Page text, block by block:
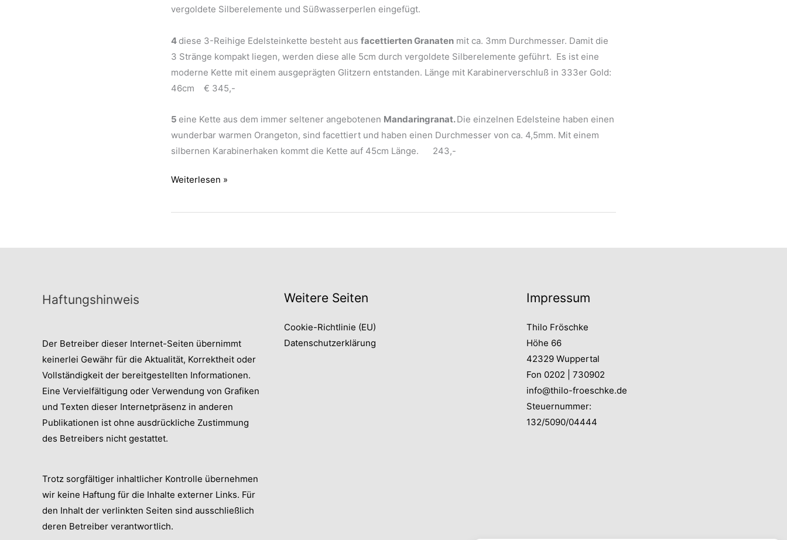
vergoldete Silberelemente und Süßwasserperlen eingefügt.
4 diese 3-Reihige Edelsteinkette besteht aus facettierten Granaten mit ca. 3mm Durchmesser. Damit die
3 Stränge kompakt liegen, werden diese alle 5cm durch vergoldete Silberelemente geführt. Es ist eine
moderne Kette mit einem ausgeprägten Glitzern entstanden. Länge mit Karabinerverschluß in 333er Gold:
46cm € 345,-
5 eine Kette aus dem immer seltener angebotenen Mandaringranat.Die einzelnen Edelsteine haben einen
wunderbar warmen Orangeton, sind facettiert und haben einen Durchmesser von ca. 4,5mm. Mit einem
silbernen Karabinerhaken kommt die Kette auf 45cm Länge. 243,-
verschiedene
Weiterlesen »
Haftungshinweis
Der Betreiber dieser Internet-Seiten übernimmt
keinerlei Gewähr für die Aktualität, Korrektheit oder
Vollständigkeit der bereitgestellten Informationen.
Eine Vervielfältigung oder Verwendung von Grafiken
und Texten dieser Internetpräsenz in anderen
Publikationen ist ohne ausdrückliche Zustimmung
des Betreibers nicht gestattet.
Trotz sorgfältiger inhaltlicher Kontrolle übernehmen
wir keine Haftung für die Inhalte externer Links. Für
den Inhalt der verlinkten Seiten sind ausschließlich
deren Betreiber verantwortlich.
Weitere Seiten
Cookie-Richtlinie (EU)
Datenschutzerklärung
Impressum
Thilo Fröschke
Höhe 66
42329 Wuppertal
Fon 0202 | 730902
info@thilo-froeschke.de
Steuernummer:
132/5090/04444